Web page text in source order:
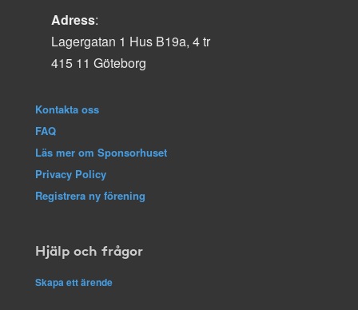
Adress:
Lagergatan 1 Hus B19a, 4 tr
415 11 Göteborg
Kontakta oss
FAQ
Läs mer om Sponsorhuset
Privacy Policy
Registrera ny förening
Hjälp och frågor
Skapa ett ärende